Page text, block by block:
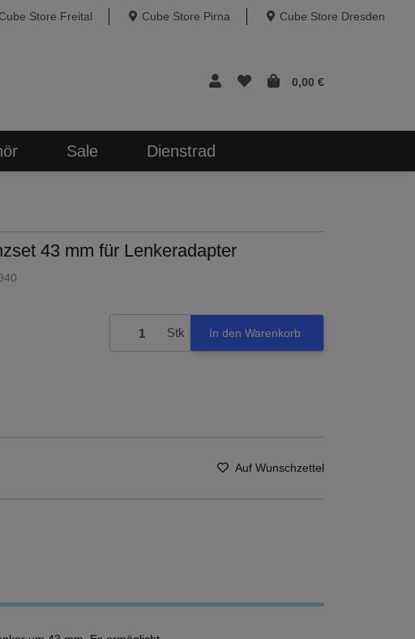
Cube Store Freital Cube Store Pirna Cube Store Dresden
0,00 €
Sale Dienstrad
43 mm für Lenkeradapter
Stk In den Warenkorb
Auf Wunschzettel